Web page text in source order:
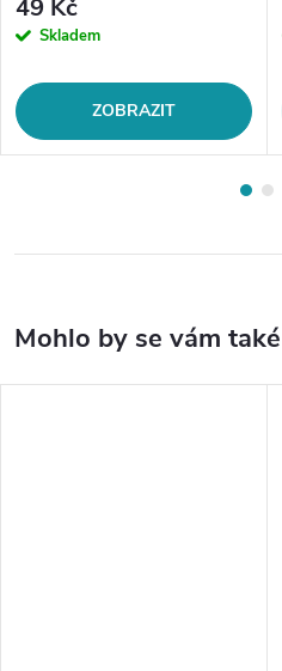
49 Kč
Skladem
ZOBRAZIT